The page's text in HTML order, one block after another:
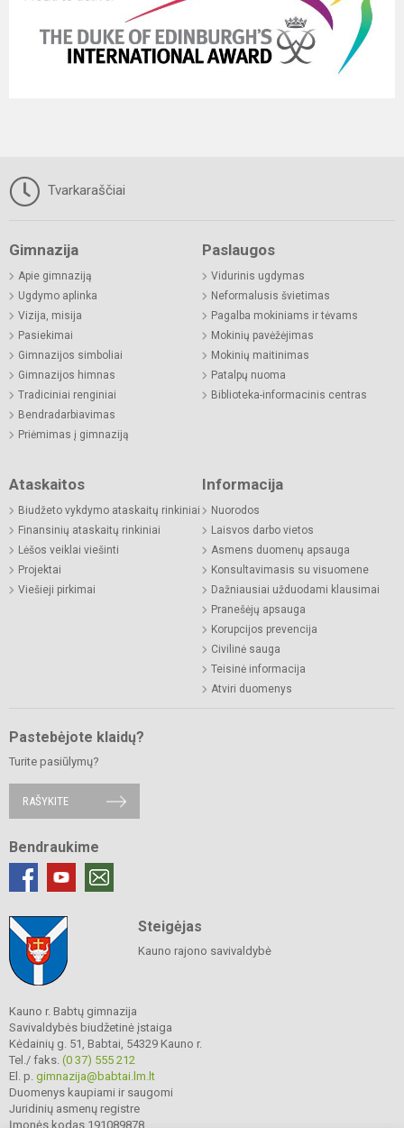
Tvarkaraščiai
Gimnazija
Apie gimnaziją
Ugdymo aplinka
Vizija, misija
Pasiekimai
Gimnazijos simboliai
Gimnazijos himnas
Tradiciniai renginiai
Bendradarbiavimas
Priėmimas į gimnaziją
Paslaugos
Vidurinis ugdymas
Neformalusis švietimas
Pagalba mokiniams ir tėvams
Mokinių pavėžėjimas
Mokinių maitinimas
Patalpų nuoma
Biblioteka-informacinis centras
Ataskaitos
Biudžeto vykdymo ataskaitų rinkiniai
Finansinių ataskaitų rinkiniai
Lėšos veiklai viešinti
Projektai
Viešieji pirkimai
Informacija
Nuorodos
Laisvos darbo vietos
Asmens duomenų apsauga
Konsultavimasis su visuomene
Dažniausiai užduodami klausimai
Pranešėjų apsauga
Korupcijos prevencija
Civilinė sauga
Teisinė informacija
Atviri duomenys
Pastebėjote klaidų?
Turite pasiūlymų?
RAŠYKITE
Bendraukime
Steigėjas
Kauno rajono savivaldybė
Kauno r. Babtų gimnazija
Savivaldybės biudžetinė įstaiga
Kėdainių g. 51, Babtai, 54329 Kauno r.
Tel./ faks. (0 37) 555 212
El. p. gimnazija@babtai.lm.lt
Duomenys kaupiami ir saugomi
Juridinių asmenų registre
Įmonės kodas 191089878